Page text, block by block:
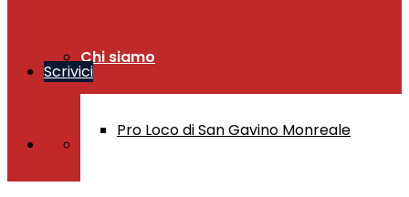
Chi siamo
Pro Loco di San Gavino Monreale
Scrivici